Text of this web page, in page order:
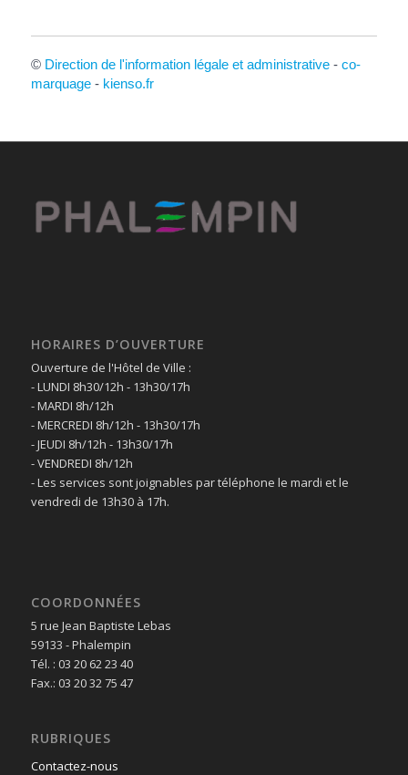
© Direction de l'information légale et administrative- co-
marquage- kienso.fr
HORAIRES D’OUVERTURE
Ouverture de l'Hôtel de Ville :
- LUNDI 8h30/12h - 13h30/17h
- MARDI 8h/12h
- MERCREDI 8h/12h - 13h30/17h
- JEUDI 8h/12h - 13h30/17h
- VENDREDI 8h/12h
- Les services sont joignables par téléphone le mardi et le
vendredi de 13h30 à 17h.
COORDONNÉES
5 rue Jean Baptiste Lebas
59133 - Phalempin
Tél. : 03 20 62 23 40
Fax.: 03 20 32 75 47
RUBRIQUES
Contactez-nous